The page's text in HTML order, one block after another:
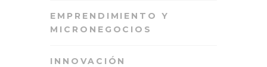
EMPRENDIMIENTO Y
MICRONEGOCIOS
INNOVACIÓN